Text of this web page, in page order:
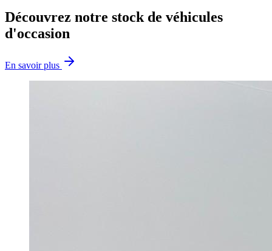
Découvrez notre stock de véhicules
d'occasion
En savoir plus